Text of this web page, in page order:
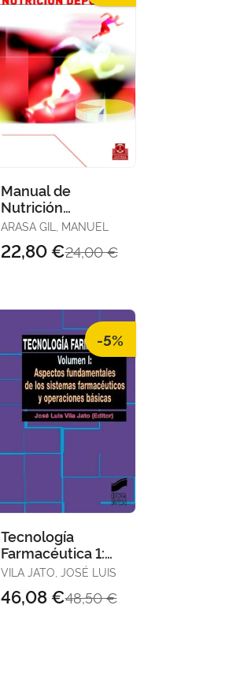
Manual de
Nutrición
Deportiva (Color)
ARASA GIL, MANUEL
24,00 €
22,80 €
-5%
Tecnología
Farmacéutica 1:
Aspectos
los Sistemas
VILA JATO, JOSÉ LUIS
48,50 €
46,08 €